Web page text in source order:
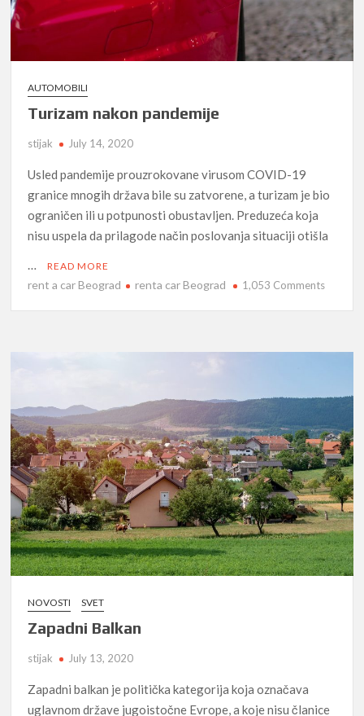
AUTOMOBILI
Turizam nakon pandemije
stijak July 14, 2020
Usled pandemije prouzrokovane virusom COVID-19
granice mnogih država bile su zatvorene, a turizam je bio
ograničen ili u potpunosti obustavljen. Preduzeća koja
nisu uspela da prilagode način poslovanja situaciji otišla
…
READ MORE
rent a car Beograd renta car Beograd 1,053 Commentson
NOVOSTI SVET
Zapadni Balkan
stijak July 13, 2020
Zapadni balkan je politička kategorija koja označava
uglavnom države jugoistočne Evrope, a koje nisu članice